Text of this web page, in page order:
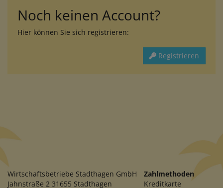
Noch keinen Account?
Hier können Sie sich registrieren:
Registrieren
Wirtschaftsbetriebe Stadthagen GmbH
Jahnstraße 2 31655 Stadthagen
Zahlmethoden
Kreditkarte